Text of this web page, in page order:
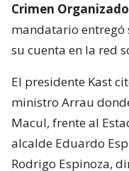
Crimen
mandatario entregó
su cuenta en la red
El presidente Kast
ministro Arrau
Macul, frente al
alcalde Eduardo
Rodrigo Espinoza,